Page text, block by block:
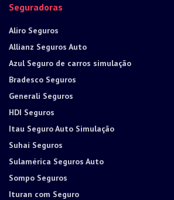
Seguradoras
Aliro Seguros
Allianz Seguros Auto
Azul Seguro de carros simulação
Bradesco Seguros
Generali Seguros
HDI Seguros
Itau Seguro Auto Simulação
Suhai Seguros
Sulamérica Seguros Auto
Sompo Seguros
Ituran com Seguro